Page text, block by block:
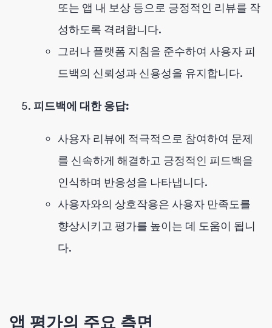
또는 앱 내 보상 등으로 긍정적인 리뷰를 작
성하도록 격려합니다.
그러나 플랫폼 지침을 준수하여 사용자 피
드백의 신뢰성과 신용성을 유지합니다.
피드백에 대한 응답:
사용자 리뷰에 적극적으로 참여하여 문제
를 신속하게 해결하고 긍정적인 피드백을
인식하며 반응성을 나타냅니다.
사용자와의 상호작용은 사용자 만족도를
향상시키고 평가를 높이는 데 도움이 됩니
다.
앱 평가의 주요 측면